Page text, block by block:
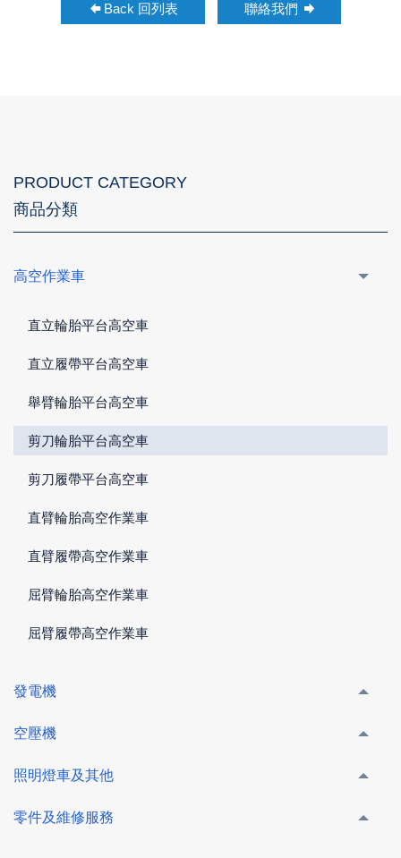
Back 回列表 聯絡我們
PRODUCT CATEGORY
商品分類
高空作業車
直立輪胎平台高空車
直立履帶平台高空車
舉臂輪胎平台高空車
剪刀輪胎平台高空車
剪刀履帶平台高空車
直臂輪胎高空作業車
直臂履帶高空作業車
屈臂輪胎高空作業車
屈臂履帶高空作業車
發電機
空壓機
照明燈車及其他
零件及維修服務